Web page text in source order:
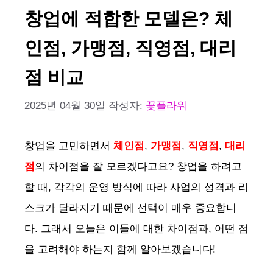
창업에 적합한 모델은? 체
인점, 가맹점, 직영점, 대리
점 비교
2025년 04월 30일 작성자: 꽃플라워
창업을 고민하면서 체인점, 가맹점, 직영점, 대리
점의 차이점을 잘 모르겠다고요? 창업을 하려고
할 때, 각각의 운영 방식에 따라 사업의 성격과 리
스크가 달라지기 때문에 선택이 매우 중요합니
다. 그래서 오늘은 이들에 대한 차이점과, 어떤 점
을 고려해야 하는지 함께 알아보겠습니다!